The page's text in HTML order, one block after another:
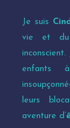
Je suis
vie et du
enfants
leurs
aventure d’